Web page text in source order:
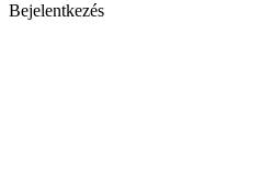
Bejelentkezés